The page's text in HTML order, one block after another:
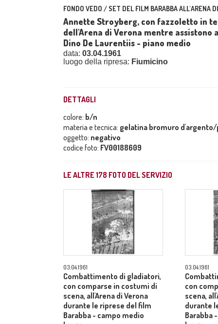
FONDO VEDO / SET DEL FILM BARABBA ALL'ARENA
Annette Stroyberg, con fazzoletto in
dell'Arena di Verona mentre
Dino De Laurentiis - piano medio
data: 03.04.1961
luogo della ripresa: Fiumicino
DETTAGLI
colore: b/n
materia e tecnica: gelatina bromuro
oggetto: negativo
codice foto: FV00188609
LE ALTRE178 FOTO DEL SERVIZIO
03.04.1961
Combattimento di gladiatori,
con comparse in costumi di
scena, all'Arena di Verona
durante le riprese del film
Barabba - campo medio
03.04.1961
con
scena,
durante
Barabba